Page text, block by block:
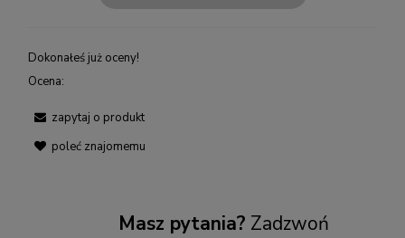
Dokonałeś już oceny!
Ocena:
zapytaj o produkt
poleć znajomemu
Masz pytania? Zadzwoń